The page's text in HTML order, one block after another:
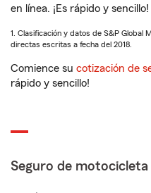
en línea. ¡Es rápido y sencillo!
1. Clasificación y datos de S&P Global
directas escritas a fecha del 2018.
Comience su cotización de
rápido y sencillo!
Seguro de motocicleta